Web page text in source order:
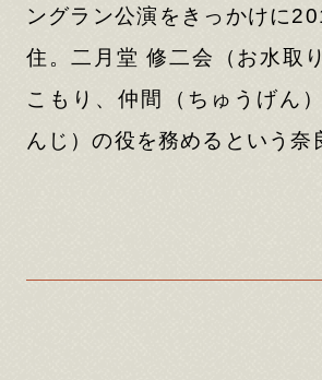
ングラン公演をきっかけに
住。二月堂 修二会（お水取
こもり、仲間（ちゅうげん
んじ）の役を務めるという奈